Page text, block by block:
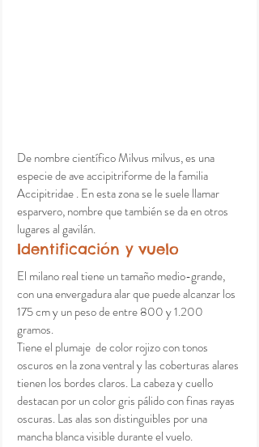
De nombre científico Milvus milvus, es una
especie de ave accipitriforme de la familia
Accipitridae . En esta zona se le suele llamar
esparvero, nombre que también se da en otros
lugares al gavilán.
Identificación y vuelo
El milano real tiene un tamaño medio-grande,
con una envergadura alar que puede alcanzar los
175 cm y un peso de entre 800 y 1.200
gramos.
Tiene el plumaje  de color rojizo con tonos
oscuros en la zona ventral y las coberturas alares
tienen los bordes claros. La cabeza y cuello
destacan por un color gris pálido con finas rayas
oscuras. Las alas son distinguibles por una
mancha blanca visible durante el vuelo.